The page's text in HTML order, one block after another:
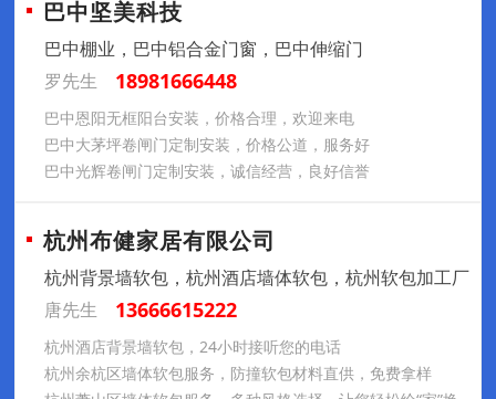
巴中坚美科技
巴中棚业，巴中铝合金门窗，巴中伸缩门
罗先生
18981666448
巴中恩阳无框阳台安装，价格合理，欢迎来电
巴中大茅坪卷闸门定制安装，价格公道，服务好
巴中光辉卷闸门定制安装，诚信经营，良好信誉
杭州布健家居有限公司
杭州背景墙软包，杭州酒店墙体软包，杭州软包加工厂
唐先生
13666615222
杭州酒店背景墙软包，24小时接听您的电话
杭州余杭区墙体软包服务，防撞软包材料直供，免费拿样